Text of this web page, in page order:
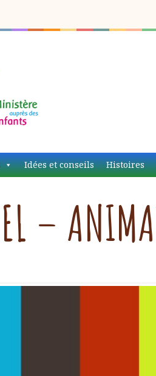
EDS
Idées et conseils Histoires
–